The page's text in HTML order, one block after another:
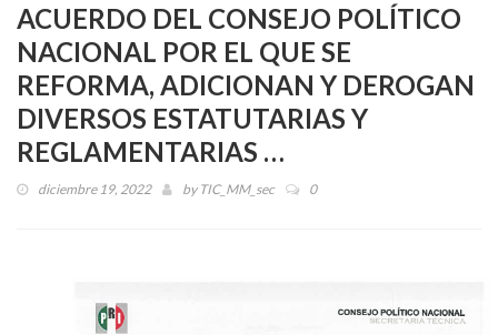
ACUERDO DEL CONSEJO POLÍTICO
NACIONAL POR EL QUE SE
REFORMA, ADICIONAN Y DEROGAN
DIVERSOS ESTATUTARIAS Y
REGLAMENTARIAS …
diciembre 19, 2022 by TIC_MM_sec 0